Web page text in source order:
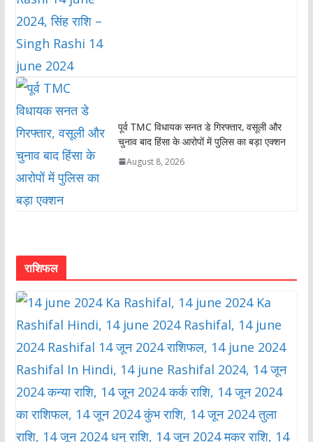
पूर्व TMC विधायक सनत डे गिरफ्तार, वसूली और
चुनाव बाद हिंसा के आरोपों में पुलिस का बड़ा एक्शन
August 8, 2026
राशिफल